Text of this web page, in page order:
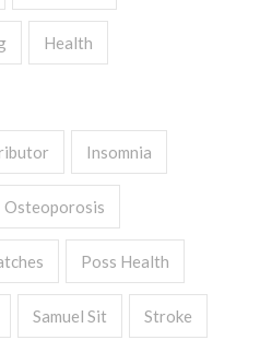
Health
Insomnia
Osteoporosis
Poss Health
Samuel Sit Stroke